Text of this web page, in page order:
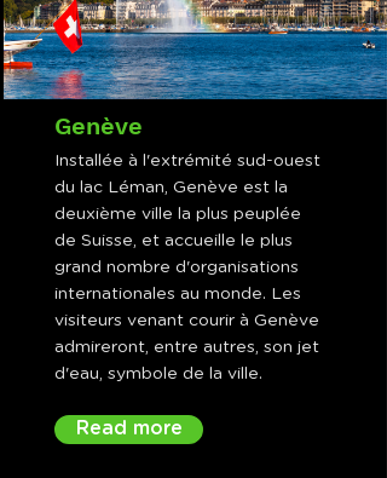
Genève
Installée à l'extrémité sud-ouest
du lac Léman, Genève est la
deuxième ville la plus peuplée
de Suisse, et accueille le plus
grand nombre d'organisations
internationales au monde. Les
visiteurs venant courir à Genève
admireront, entre autres, son jet
d'eau, symbole de la ville.
Read more